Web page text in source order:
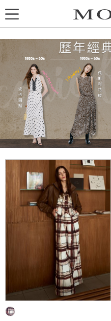
功能選單
M Plus AW 形象 與時間共存
熱門主題
每週新品
下著系列
連身系列
百搭配件
關於MOMA
網站須知與政策